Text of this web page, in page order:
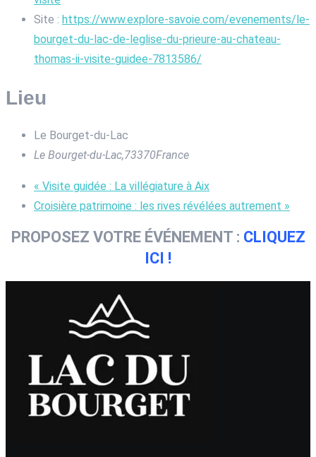
Site : https://www.explore-savoie.com/evenements/le-
bourget-du-lac-de-leglise-du-prieure-au-chateau-
thomas-ii-visite-guidee-7813586/
Lieu
Le Bourget-du-Lac
Le Bourget-du-Lac,73370France
« Visite guidée : La villégiature à Aix
Croisière patrimoine : les rives révélées autrement »
PROPOSEZ VOTRE ÉVÉNEMENT : CLIQUEZ
ICI !